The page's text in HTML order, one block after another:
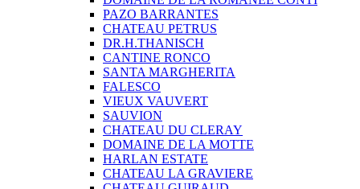
PAZO BARRANTES
CHATEAU PETRUS
DR.H.THANISCH
CANTINE RONCO
SANTA MARGHERITA
FALESCO
VIEUX VAUVERT
SAUVION
CHATEAU DU CLERAY
DOMAINE DE LA MOTTE
HARLAN ESTATE
CHATEAU LA GRAVIERE